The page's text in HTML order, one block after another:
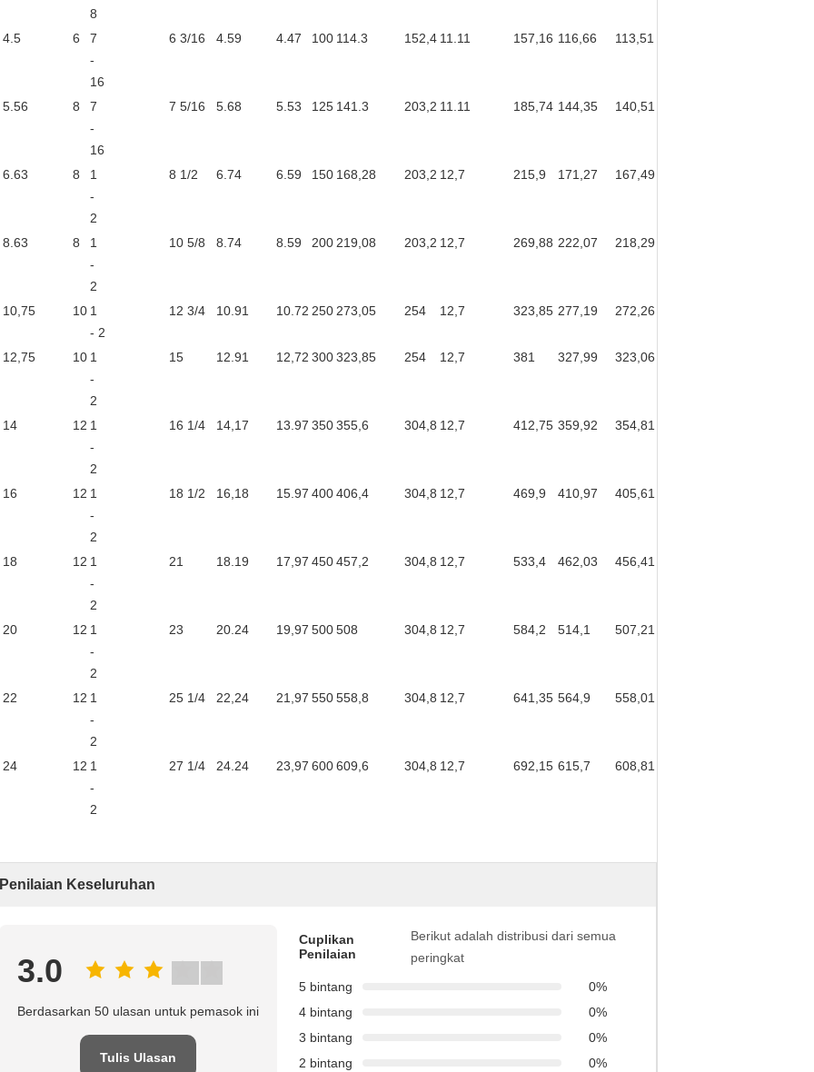
8
4.5 6
7
-
16
6 3/16 4.59 4.47 100 114.3 152,4 11.11 157,16 116,66 113,51
5.56 8
7
-
16
7 5/16 5.68 5.53 125 141.3 203,2 11.11 185,74 144,35 140,51
6.63 8
1
-
2
8 1/2 6.74 6.59 150 168,28 203,2 12,7 215,9 171,27 167,49
8.63 8
1
-
2
10 5/8 8.74 8.59 200 219,08 203,2 12,7 269,88 222,07 218,29
10,75 10 1
- 2
12 3/4 10.91 10.72 250 273,05 254 12,7 323,85 277,19 272,26
12,75 10 1
-
2
15 12.91 12,72 300323,85 254 12,7 381 327,99 323,06
14 12 1
-
2
16 1/4 14,17 13.97 350355,6 304,8 12,7 412,75 359,92 354,81
16 12 1
-
2
18 1/2 16,18 15.97 400406,4 304,8 12,7 469,9 410,97 405,61
18 12 1
-
2
21 18.19 17,97 450457,2 304,8 12,7 533,4 462,03 456,41
20 12 1
-
2
23 20.24 19,97 500508 304,8 12,7 584,2 514,1 507,21
22 12 1
-
2
25 1/4 22,24 21,97 550558,8 304,8 12,7 641,35 564,9 558,01
24 12 1
-
2
27 1/4 24.24 23,97 600609,6 304,8 12,7 692,15 615,7 608,81
Penilaian Keseluruhan
3.0
Berdasarkan 50 ulasan untuk pemasok ini
Tulis Ulasan
Cuplikan
Penilaian
Berikut adalah distribusi dari semua
peringkat
5 bintang
0%
4 bintang
0%
3 bintang
0%
2 bintang
0%